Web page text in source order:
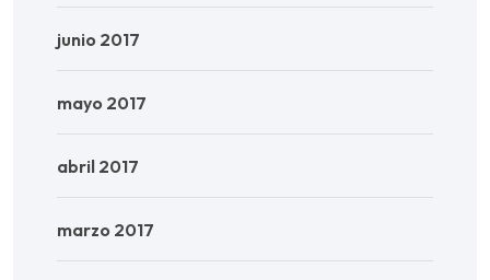
junio 2017
mayo 2017
abril 2017
marzo 2017